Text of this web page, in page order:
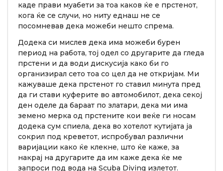
каде прави муабети за тоа каков ќе е прстенот,
кога ќе се случи, но ниту еднаш не се
посомневав дека можеби нешто спрема.
Додека си мислев дека има можеби бурен
период на работа, тој одел со другарите да гледа
прстени и да води дискусија како би го
организирал сето тоа со цел да не откријам. Ми
кажуваше дека прстенот го ставил минута пред
да ги стави куферите во автомобилот, дека секој
ден оделе да бараат по златари, дека ми има
земено мерка од прстените кои веќе ги носам
додека сум спиела, дека во хотелот кутијата ја
сокрил под креветот, испробувал различни
варијации како ќе клекне, што ќе каже, за
накрај на другарите да им каже дека ќе ме
запроси под вода на Scuba Diving излетот.